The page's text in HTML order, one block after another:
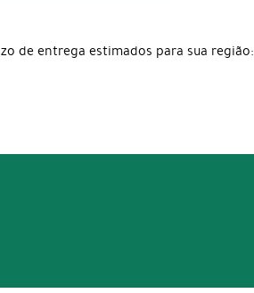
de entrega estimados para sua região: